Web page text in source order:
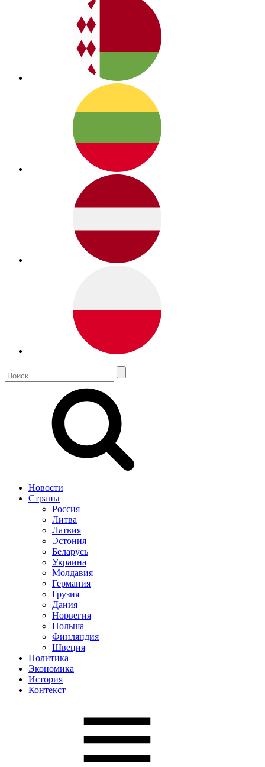
Новости
Страны
Россия
Литва
Латвия
Эстония
Беларусь
Украина
Молдавия
Германия
Грузия
Дания
Норвегия
Польша
Финляндия
Швеция
Политика
Экономика
История
Контекст